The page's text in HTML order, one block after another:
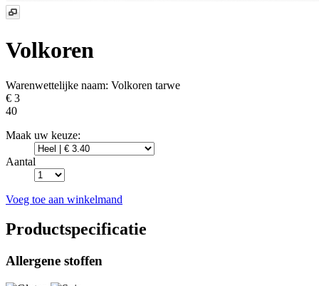
Volkoren
Warenwettelijke naam: Volkoren tarwe
€ 3
40
Maak uw keuze:
Aantal
Voeg toe aan winkelmand
Productspecificatie
Allergene stoffen